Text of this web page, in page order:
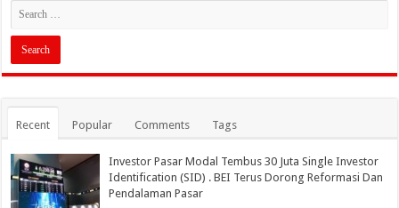
Recent Popular Comments Tags
Investor Pasar Modal Tembus 30 Juta Single Investor
Identification (SID) . BEI Terus Dorong Reformasi Dan
Pendalaman Pasar